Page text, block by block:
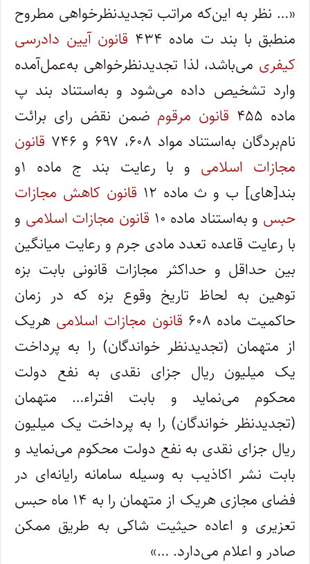
«… نظر به این‌که مراتب تجدیدنظرخواهی مطروح
منطبق با بند ت ماده ۴۳۴
قانون آیین دادرسی
کیفری می‌باشد، لذا تجدیدنظرخواهی به‌عمل‌آمده
وارد تشخیص داده می‌شود و به‌استناد بند پ
ماده ۴۵۵
قانون مرقوم ضمن نقض رای برائت
نام‌بردگان به‌استناد مواد ۶۰۸، ۶۹۷ و ۷۴۶
قانون
مجازات اسلامی
و با رعایت بند ج ماده ۱و
بند[های] ب و ث ماده ۱۲
قانون کاهش مجازات
حبس و به‌استناد ماده ۱۰ قانون مجازات اسلامی و
با رعایت قاعده تعدد مادی جرم و رعایت میانگین
بین حداقل و حداکثر مجازات قانونی بابت بزه
توهین به لحاظ تاریخ وقوع بزه که در زمان
حاکمیت ماده‌ ۶۰۸
قانون مجازات اسلامی هریک
از متهمان (تجدیدنظر خواندگان) را به پرداخت
یک میلیون ریال جزای نقدی به نفع دولت
محکوم می‌نماید و بابت افتراء… متهمان
(تجدیدنظر خواندگان) را به پرداخت یک میلیون
ریال جزای نقدی به نفع دولت محکوم می‌نماید و
بابت نشر اکاذیب به وسیله سامانه رایانه‌ای در
فضای مجازی هریک از متهمان را به ۱۴ ماه حبس
تعزیری و اعاده حیثیت شاکی به طریق ممکن
صادر و اعلام می‌دارد. …»